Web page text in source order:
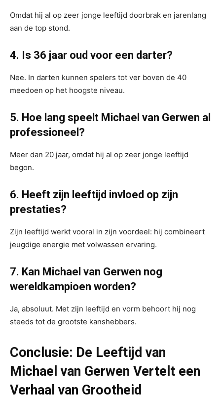
Omdat hij al op zeer jonge leeftijd doorbrak en jarenlang
aan de top stond.
4. Is 36 jaar oud voor een darter?
Nee. In darten kunnen spelers tot ver boven de 40
meedoen op het hoogste niveau.
5. Hoe lang speelt Michael van Gerwen al
professioneel?
Meer dan 20 jaar, omdat hij al op zeer jonge leeftijd
begon.
6. Heeft zijn leeftijd invloed op zijn
prestaties?
Zijn leeftijd werkt vooral in zijn voordeel: hij combineert
jeugdige energie met volwassen ervaring.
7. Kan Michael van Gerwen nog
wereldkampioen worden?
Ja, absoluut. Met zijn leeftijd en vorm behoort hij nog
steeds tot de grootste kanshebbers.
Conclusie: De Leeftijd van
Michael van Gerwen Vertelt een
Verhaal van Grootheid